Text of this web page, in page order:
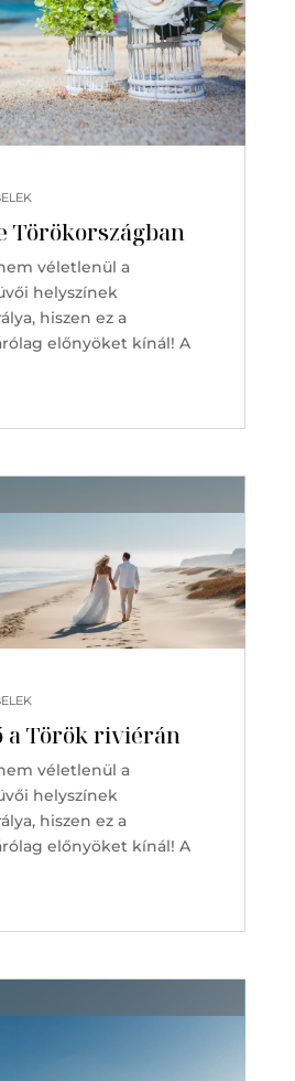
Törökországban
véletlenül a
helyszínek
hiszen ez a
előnyöket kínál! A
a Török riviérán
véletlenül a
helyszínek
hiszen ez a
előnyöket kínál! A